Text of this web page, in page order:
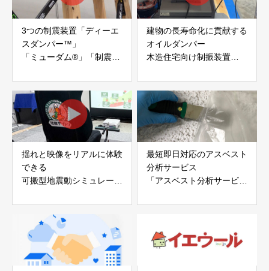
3つの制震装置「ディーエ
スダンパー™」
「ミューダム®」「制震テ
アイディールブレーン株式
会社
建物の長寿命化に貢献する
オイルダンパー
木造住宅向け制振装置
株式会社evoltz
揺れと映像をリアルに体験
できる
可搬型地震動シミュレータ
白山工業株式会社
最短即日対応のアスベスト
分析サービス
「アスベスト分析サービ